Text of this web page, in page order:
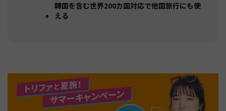
韓国を含む世界200カ国対応で他国旅行にも使
える